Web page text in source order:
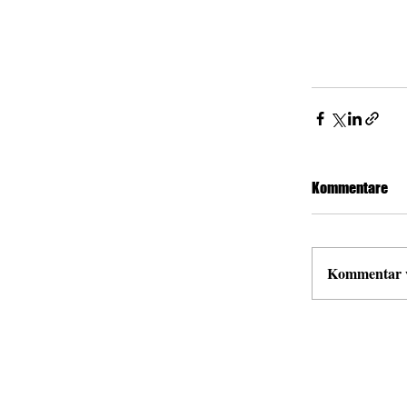
Kommentare
Kommentar